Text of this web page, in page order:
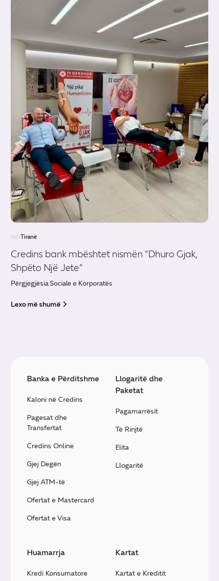
Tiranë
Credins bank mbështet nismën “Dhuro Gjak,
Shpëto Një Jete”
Përgjegjësia Sociale e Korporatës
Lexo më shumë
Banka e Përditshme
Kaloni në Credins
Pagesat dhe
Transfertat
Credins Online
Gjej Degën
Gjej ATM-të
Ofertat e Mastercard
Ofertat e Visa
Llogaritë dhe
Paketat
Pagamarrësit
Të Rinjtë
Elita
Llogaritë
Huamarrja
Kredi Konsumatore
Kartat
Kartat e Kreditit